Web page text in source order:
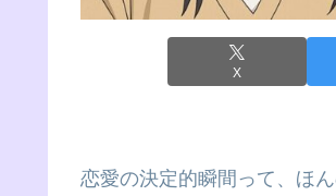
X
恋愛の決定的瞬間って、ほ